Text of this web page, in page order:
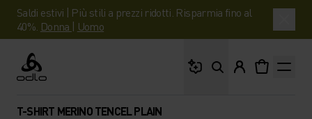
Saldi estivi | Più stili a prezzi ridotti. Risparmia fino al
40%. Donna | Uomo
Odlo
T-SHIRT MERINO TENCEL PLAIN